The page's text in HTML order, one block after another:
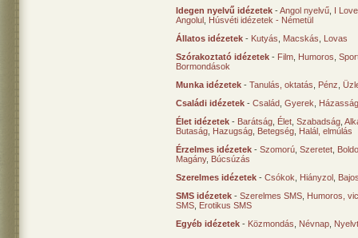
Idegen nyelvű idézetek -Angol nyelvű I
Angolul Húsvéti idézetek - Németül
Állatos idézetek - Kutyás Macskás
Lovas
Szórakoztató idézetek - Film Humoros
Bormondások
Munka idézetek - Tanulás, oktatás Pénz
Családi idézetek - Család Gyerek
Élet idézetek - Barátság Élet Szabadság
Butaság Hazugság Betegség Halál, elmúlás
Érzelmes idézetek - Szomorú Szeretet
Magány, Búcsúzás
Szerelmes idézetek - Csókok Hiányzol
SMS idézetek - Szerelmes SMS Humoros,
SMS Erotikus SMS
Egyéb idézetek - Közmondás Névnap